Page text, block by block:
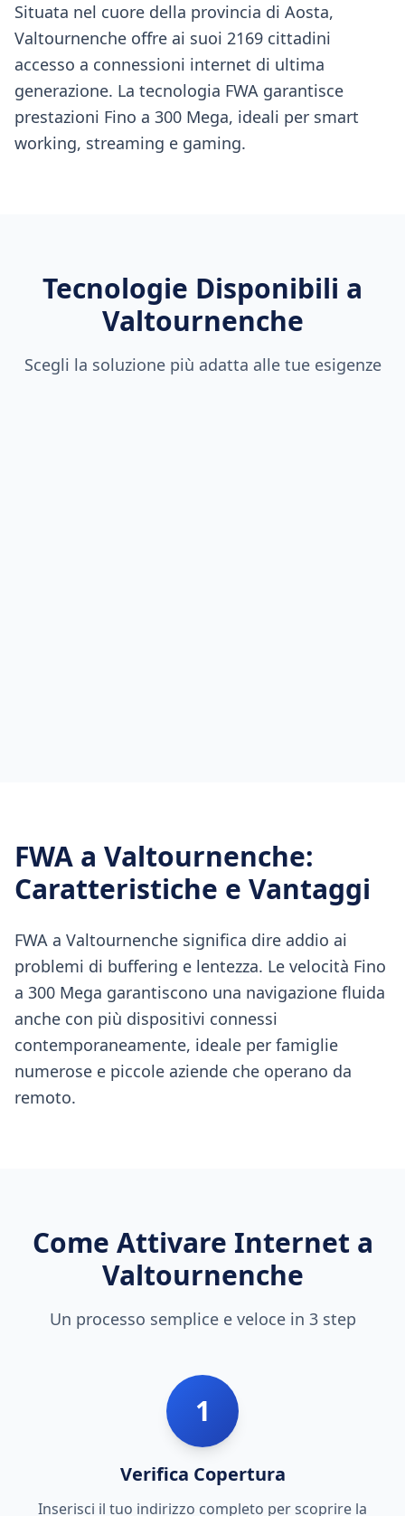
Situata nel cuore della provincia di Aosta,
Valtournenche offre ai suoi 2169 cittadini
accesso a connessioni internet di ultima
generazione. La tecnologia FWA garantisce
prestazioni Fino a 300 Mega, ideali per smart
working, streaming e gaming.
Tecnologie Disponibili a
Valtournenche
Scegli la soluzione più adatta alle tue esigenze
FWA a Valtournenche:
Caratteristiche e Vantaggi
FWA a Valtournenche significa dire addio ai
problemi di buffering e lentezza. Le velocità Fino
a 300 Mega garantiscono una navigazione fluida
anche con più dispositivi connessi
contemporaneamente, ideale per famiglie
numerose e piccole aziende che operano da
remoto.
Come Attivare Internet a
Valtournenche
Un processo semplice e veloce in 3 step
1
Verifica Copertura
Inserisci il tuo indirizzo completo per scoprire la